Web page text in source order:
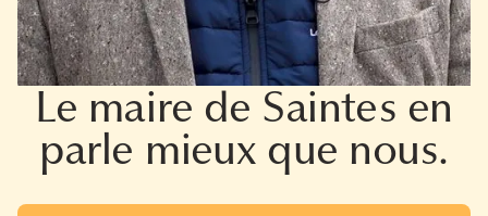
Le maire de Saintes en
parle mieux que nous.